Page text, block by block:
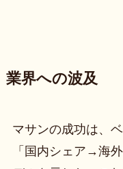
業界への波及
マサンの成功は、
「国内シェア→海